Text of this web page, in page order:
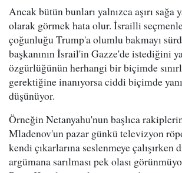
Ancak bütün bunları yalnızca aşırı
olarak görmek hata olur. İsrailli
çoğunluğu Trump'a olumlu bakmayı
başkanının İsrail'in Gazze'de istediğini
özgürlüğünün herhangi bir biçimde
gerektiğine inanıyorsa ciddi biçimde
düşünüyor.
Örneğin Netanyahu'nun başlıca
Mladenov'un pazar günkü televizyon
kendi çıkarlarına seslenmeye
argümana sarılması pek olası